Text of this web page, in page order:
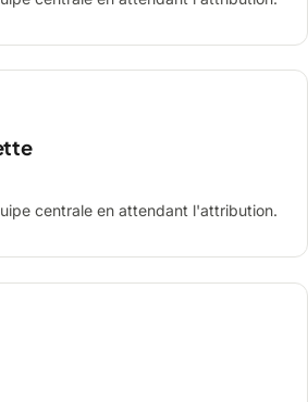
centrale en attendant l'attribution.